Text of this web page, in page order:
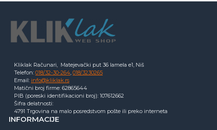
Kliklak Računari, Matejevački put 36 lamela e1, Niš
Telefon: 018/32-30-264, 018/3230265
Email: info@kliklak.rs
Matični broj firme: 62865644
PIB (poreski identifikacioni broj): 107612662
Šifra delatnosti:
4791 Trgovina na malo posredstvom pošte ili preko interneta
INFORMACIJE